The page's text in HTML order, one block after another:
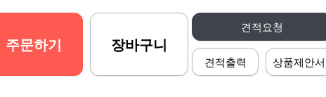
견적요청
견적출력 상품제안서
주문하기 장바구니